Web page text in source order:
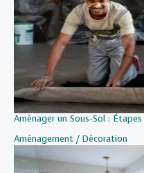
Aménager un Sous-Sol :
Par rapport à
Aménagement / Décoration